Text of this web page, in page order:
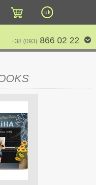
uk
+38 (093) 866 02 22